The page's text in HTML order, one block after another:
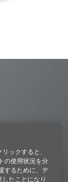
ックすると、
の使用状況を分
するために、デ
たことになり